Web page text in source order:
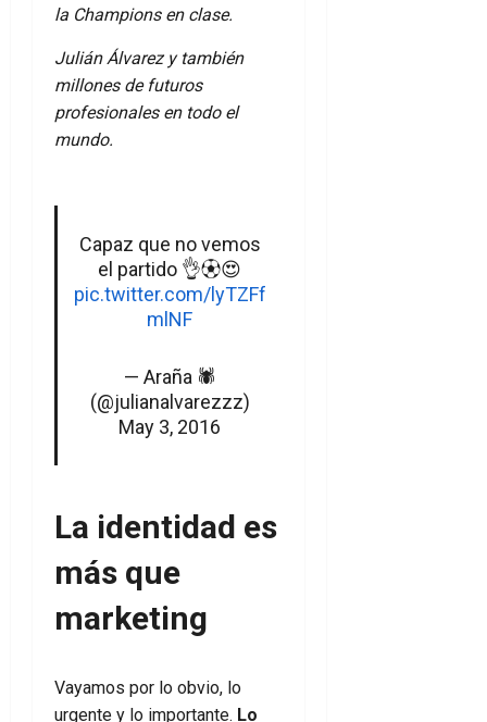
la Champions en clase.
Julián Álvarez y también
millones de futuros
profesionales en todo el
mundo.
Capaz que no vemos
el partido 👌⚽😍
pic.twitter.com/lyTZFf
mlNF
— Araña 🕷
(@julianalvarezzz)
May 3, 2016
La identidad es
más que
marketing
Vayamos por lo obvio, lo
urgente y lo importante. Lo